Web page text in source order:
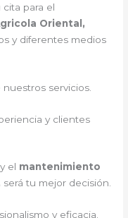
para el
Oriental,
y diferentes medios
servicios.
y clientes
el mantenimiento
será tu mejor decisión.
y eficacia.